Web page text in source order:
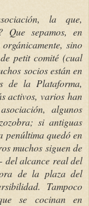
la que,
Que sepamos, en
sino
petit comité (cual
socios están en
de la Plataforma,
activos, varios han
algunos
si antiguas
penúltima quedó en
muchos siguen de
del alcance real del
de la plaza del
Tampoco
se cocinan en